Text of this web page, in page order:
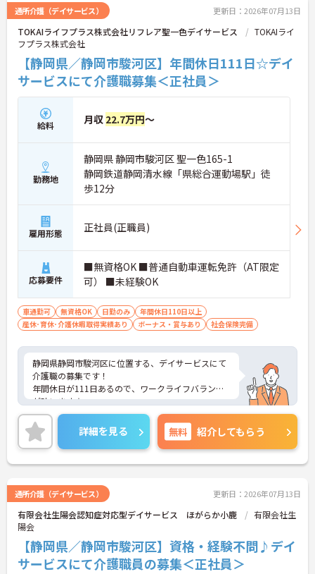
連携の体制がしっかりと整っています。働き方の面
では、夜勤明けの翌日が原則として公休となるほ
か、月平均の残業時間も5時間から7時間程度とかな
り少なめです。常勤スタッフの比率が90パーセント
を超えているため急な勤務変更が発生しにくく、あ
らかじめ決められた訪問予定表に沿って規則正しく
働けます。入職後は現場スタッフによるお一人おひ
とりに合わせた個別のOJT研修が実施されます。eラ
ーニングも導入されており、多職種と連携しながら
専門性を着実に深めていける環境が用意されていま
す。
★おすすめPOINT★
＜個別ＯＪＴとチーム連携で着実に成長！＞
・入職後はお一人おひとりの習熟度に合わせた個別
のＯＪＴ研修を実施し、ｅラーニングを用いた学習
・施設内には看護師が24時間常駐しており、急変時
の対応や専門的な医療処置は看護師が担当するため
負担が減ります
・介護スタッフと看護スタッフの比率が1対1で相談
しやすく、初任者研修や実務者研修からでも着実に
専門性を高められます
＜残業月7時間以下で身体の負担を軽減！＞
・常勤で働くスタッフの比率が90パーセント以上と
高く、急なシフト変更や無理な長時間勤務が発生し
・訪問スケジュールに沿って施設内でのケアを行う
ため、月平均の残業時間は5時間から7時間程度とか
なり少なめに抑えられます
・夜勤明けの翌日は原則としてお休みとなるシフト
編成が組まれており、しっかりと休息を取りながら
長期的な就業が可能です
＜評価制度でキャリアアップ＞
・介護福祉士や初任者研修などの資格や実務経験、
夜勤回数がしっかりと給与に反映されるためモチベ
ーションを維持できます
職へ昇格する事例も多数あり、腰を据えて長期的な
キャリア形成が可能です
通所介護（デイサービス） 更新日：2026年07月13日
TOKAIライフプラス株式会社リフレア聖一色デイサービス
TOKAIライ
フプラス株式会社
【静岡県／静岡市駿河区】年間休日111日☆デイ
サービスにて介護職募集＜正社員＞
給料 月収 22.7万円～
勤務地
静岡県 静岡市駿河区 聖一色165-1
静岡鉄道静岡清水線「県総合運動場駅」徒
歩12分
雇用形態 正社員(正職員)
応募要件
■無資格OK ■普通自動車運転免許（AT限定
可） ■未経験OK
車通勤可 無資格OK 日勤のみ
年間休日110日以上
産休･育休･介護休暇取得実績あり
ボーナス・賞与あり 社会保険完備
静岡県静岡市駿河区に位置する、デイサービスにて
介護職の募集です！
年間休日が111日あるので、ワークライフバランス
が叶います☆
また、マイカー通勤可能なので通勤らくらくです◎
ご興味のある方には、面接対策ポイントなど、さら
に詳細をお話しいたしますのでお気軽にご相談くだ
さい！
詳細を見る 無料 紹介してもらう
通所介護（デイサービス） 更新日：2026年07月13日
有限会社生陽会認知症対応型デイサービス ほがらか小鹿
有限会社生
陽会
【静岡県／静岡市駿河区】資格・経験不問♪デイ
サービスにて介護職員の募集＜正社員＞